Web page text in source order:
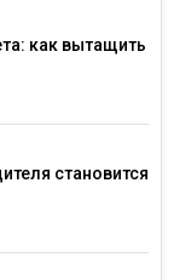
как вытащить
становится